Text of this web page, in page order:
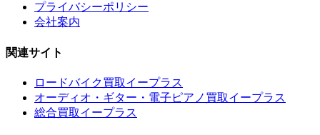
プライバシーポリシー
会社案内
関連サイト
ロードバイク買取イープラス
オーディオ・ギター・電子ピアノ買取イープラス
総合買取イープラス